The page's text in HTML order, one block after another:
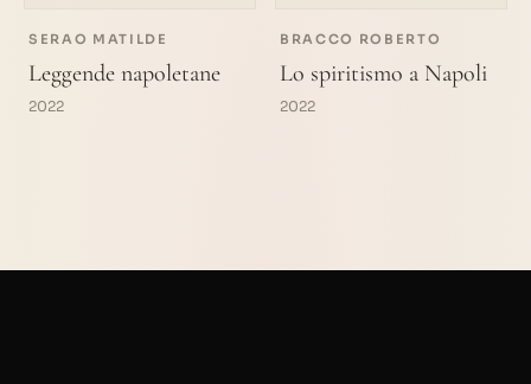
SERAO MATILDE
Leggende napoletane
2022
BRACCO ROBERTO
Lo spiritismo a Napoli
2022